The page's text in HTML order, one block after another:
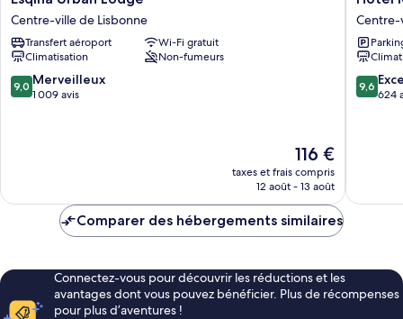
Urban
Lodge
Centre-
ville
de
Lisbonne
Centre-ville de Lisbonne
Transfert aéroport
Wi-Fi gratuit
Climatisation
Non-fumeurs
9.0
sur
9,0 Merveilleux
1 009 avis
Le
nouveau
prix
de
116 €
taxes et frais compris
12 août - 13 août
Moon
&
Sun
Lisboa
Centre-
ville
Centre-
9.6
sur
9,6
624
Comparer des hébergements similaires
Connectez-vous pour découvrir les réductions et les
avantages dont vous pouvez bénéficier. Plus de récompenses
pour plus d’aventures !